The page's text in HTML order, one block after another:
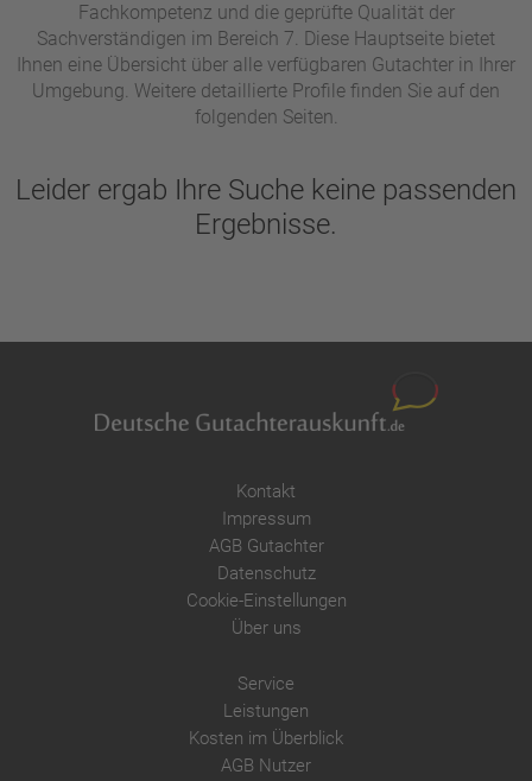
Fachkompetenz und die geprüfte Qualität der
Sachverständigen im Bereich 7. Diese Hauptseite bietet
Ihnen eine Übersicht über alle verfügbaren Gutachter in Ihrer
Umgebung. Weitere detaillierte Profile finden Sie auf den
folgenden Seiten.
Leider ergab Ihre Suche keine passenden
Ergebnisse.
Kontakt
Impressum
AGB Gutachter
Datenschutz
Cookie-Einstellungen
Über uns
Service
Leistungen
Kosten im Überblick
AGB Nutzer